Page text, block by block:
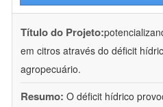
Título do Projeto:
em citros através do déficit
agropecuário.
Resumo: O déficit hídrico